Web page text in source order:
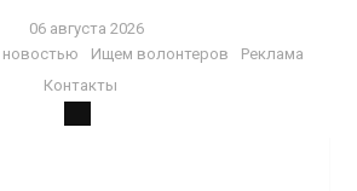
06 августа 2026
новостью Ищем волонтеров
Реклама
Контакты